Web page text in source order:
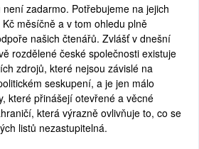
zadarmo. Potřebujeme na jejich
měsíčně a v tom ohledu plně
našich čtenářů. Zvlášť v dnešní
rozdělené české společnosti existuje
zdrojů, které nejsou závislé na
seskupení, a je jen málo
které přinášejí otevřené a věcné
která výrazně ovlivňuje to, co se
listů nezastupitelná.